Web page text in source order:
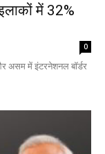
में 32%
0
असम में इंटरनेशनल बॉर्डर